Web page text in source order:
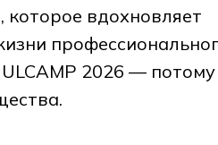
которое вдохновляет
2026 —